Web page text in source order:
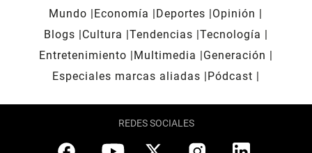
Mundo Economía Deportes
Opinión
Blogs
Cultura Tendencias Tecnología
Entretenimiento
Multimedia
Generación
Especiales marcas aliadas
Pódcast
REDES SOCIALES